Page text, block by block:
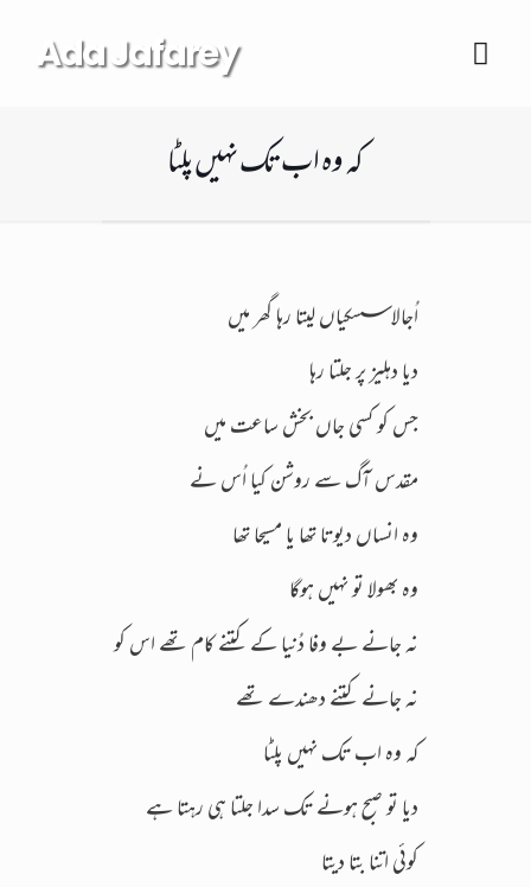
Ada Jafarey
کہ وہ اب تک نہیں پلٹا
اُجالا سسکیاں لیتا رہا گھر میں
دیا دہلیز پر جلتا رہا
جس کو کسی جاں بخش ساعت میں
مقدس آگ سے روشن کیا اُس نے
وہ انساں دیوتا تھا یا مسیحا تھا
وہ بھولا تو نہیں ہوگا
نہ جانے بے وفا دُنیا کے کتنے کام تھے اس کو
نہ جانے کتنے دھندے تھے
کہ وہ اب تک نہیں پلٹا
دیا تو صبح ہونے تک سدا جلتا ہی رہتا ہے
کوئی اتنا بتا دیتا